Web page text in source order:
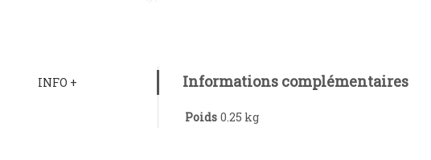
INFO + Informations complémentaires
Poids 0.25 kg